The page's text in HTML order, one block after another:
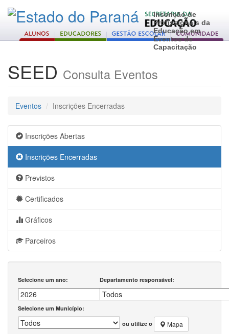
Inscrição de
Profissionais da
Educação em
Eventos de
Capacitação
SEED Consulta Eventos
Eventos Inscrições Encerradas
Inscrições Abertas
Inscrições Encerradas
Previstos
Certificados
Gráficos
Parceiros
Selecione um ano: Departamento responsável:
Selecione um Município:
ou utilize o
Mapa